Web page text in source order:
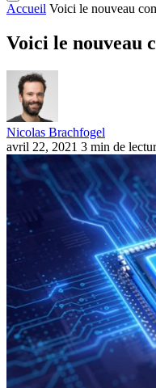
Accueil Voici le nouveau
Voici le nouveau
Nicolas Brachfogel
avril 22, 2021 3 min de